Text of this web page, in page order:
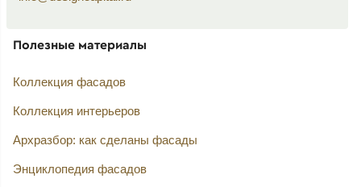
Полезные материалы
Коллекция фасадов
Коллекция интерьеров
Архразбор: как сделаны фасады
Энциклопедия фасадов